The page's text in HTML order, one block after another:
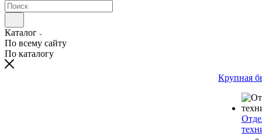
Каталог
По всему сайту
По каталогу
Крупная